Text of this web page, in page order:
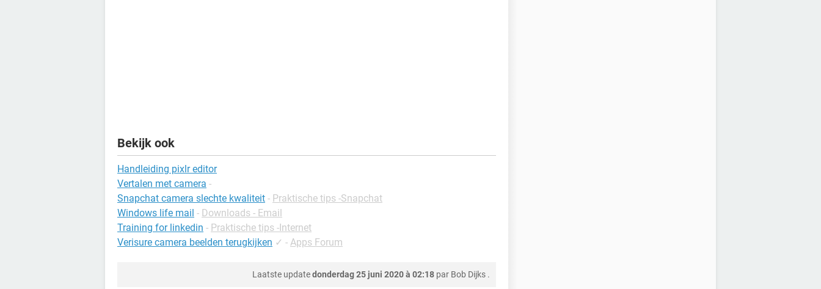
Bekijk ook
Handleiding pixlr editor
Vertalen met camera -
Snapchat camera slechte kwaliteit - Praktische tips -Snapchat
Windows life mail - Downloads - Email
Training for linkedin - Praktische tips -Internet
Verisure camera beelden terugkijken ✓ - Apps Forum
Laatste updatedonderdag 25 juni 2020 à 02:18 par Bob Dijks .